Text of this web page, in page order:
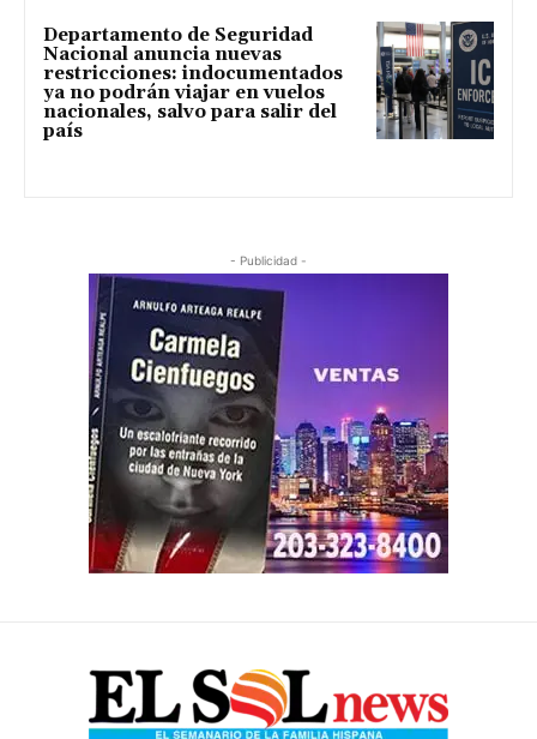
Departamento de Seguridad
Nacional anuncia nuevas
restricciones: indocumentados
ya no podrán viajar en vuelos
nacionales, salvo para salir del
país
- Publicidad -